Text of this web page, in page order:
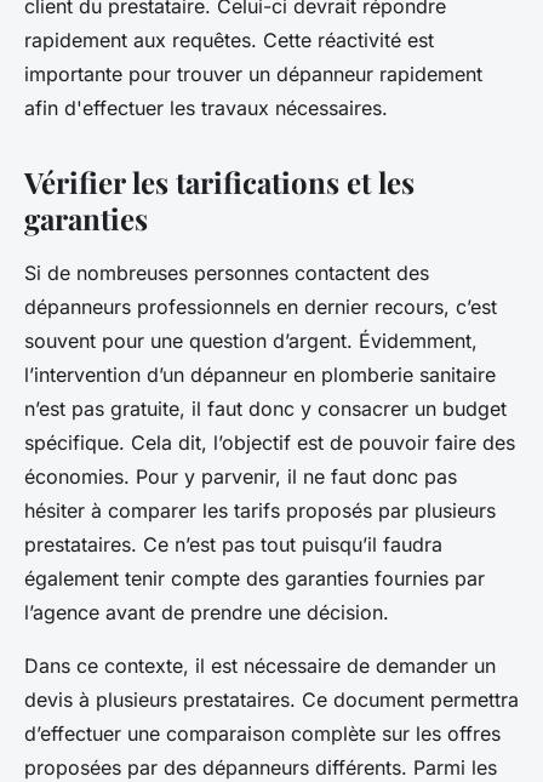
client du prestataire. Celui-ci devrait répondre
rapidement aux requêtes. Cette réactivité est
importante pour trouver un dépanneur rapidement
afin d'effectuer les travaux nécessaires.
Vérifier les tarifications et les
garanties
Si de nombreuses personnes contactent des
dépanneurs professionnels en dernier recours, c’est
souvent pour une question d’argent. Évidemment,
l’intervention d’un dépanneur en plomberie sanitaire
n’est pas gratuite, il faut donc y consacrer un budget
spécifique. Cela dit, l’objectif est de pouvoir faire des
économies. Pour y parvenir, il ne faut donc pas
hésiter à comparer les tarifs proposés par plusieurs
prestataires. Ce n’est pas tout puisqu’il faudra
également tenir compte des garanties fournies par
l’agence avant de prendre une décision.
Dans ce contexte, il est nécessaire de demander un
devis à plusieurs prestataires. Ce document permettra
d’effectuer une comparaison complète sur les offres
proposées par des dépanneurs différents. Parmi les